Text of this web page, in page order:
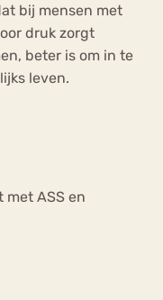
bij mensen met
druk zorgt
beter is om in te
leven.
met ASS en